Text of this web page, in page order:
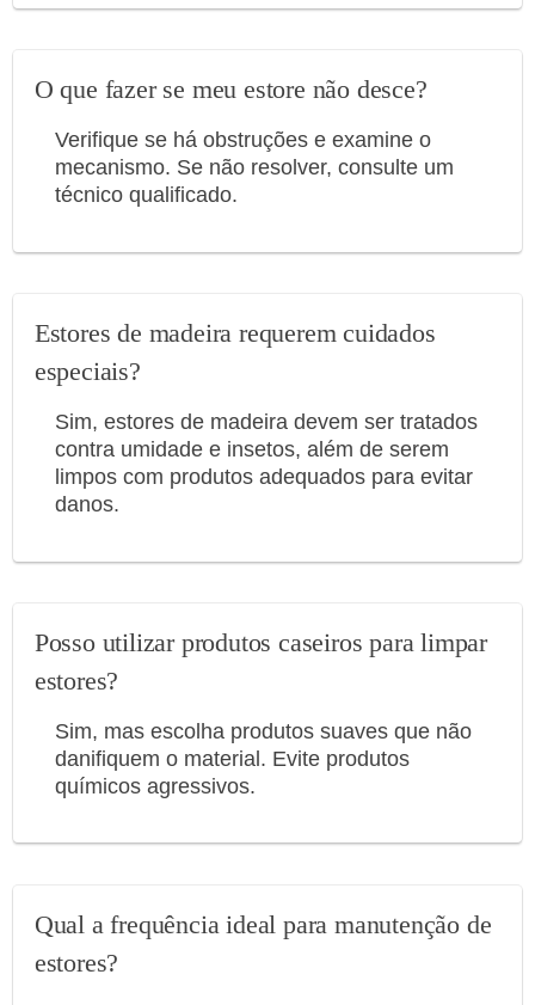
O que fazer se meu estore não desce?
Verifique se há obstruções e examine o
mecanismo. Se não resolver, consulte um
técnico qualificado.
Estores de madeira requerem cuidados
especiais?
Sim, estores de madeira devem ser tratados
contra umidade e insetos, além de serem
limpos com produtos adequados para evitar
danos.
Posso utilizar produtos caseiros para limpar
estores?
Sim, mas escolha produtos suaves que não
danifiquem o material. Evite produtos
químicos agressivos.
Qual a frequência ideal para manutenção de
estores?